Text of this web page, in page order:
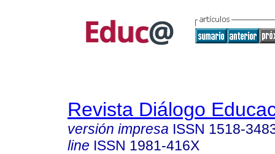
Revista Diálogo
versión impresa ISSN 1518-
line ISSN 1981-416X